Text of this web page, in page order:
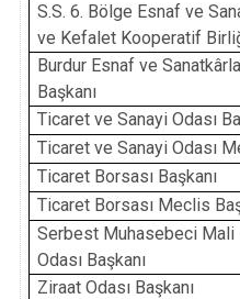
S.S. 6. Bölge Esnaf ve
ve Kefalet Kooperatif
Burdur Esnaf ve
Başkanı
Ticaret ve Sanayi Odası
Ticaret ve Sanayi Odası
Ticaret Borsası Başkanı
Ticaret Borsası Meclis
Serbest Muhasebeci Mali
Odası Başkanı
Ziraat Odası Başkanı